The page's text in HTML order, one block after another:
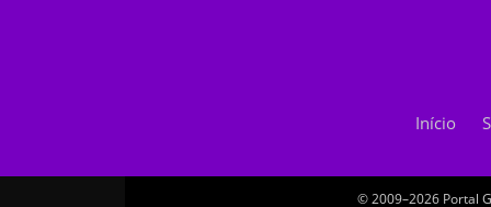
Início
© 2009–2026 Portal